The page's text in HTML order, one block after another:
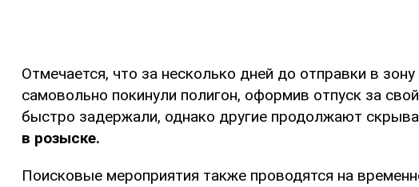
Отмечается, что за несколько дней до отправки в
самовольно покинули полигон, оформив отпуск за
быстро задержали, однако другие продолжают
в розыске.
Поисковые мероприятия также проводятся на